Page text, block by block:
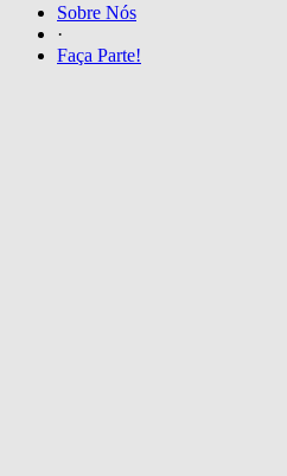
Sobre Nós
·
Faça Parte!